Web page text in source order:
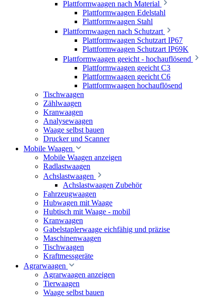
Plattformwaagen nach Material
Plattformwaagen Edelstahl
Plattformwaagen Stahl
Plattformwaagen nach Schutzart
Plattformwaagen Schutzart IP67
Plattformwaagen Schutzart IP69K
Plattformwaagen geeicht - hochauflösend
Plattformwaagen geeicht C3
Plattformwaagen geeicht C6
Plattformwaagen hochauflösend
Tischwaagen
Zählwaagen
Kranwaagen
Analysewaagen
Waage selbst bauen
Drucker und Scanner
Mobile Waagen
Mobile Waagen anzeigen
Radlastwaagen
Achslastwaagen
Achslastwaagen Zubehör
Fahrzeugwaagen
Hubwagen mit Waage
Hubtisch mit Waage - mobil
Kranwaagen
Gabelstaplerwaage eichfähig und präzise
Maschinenwaagen
Tischwaagen
Kraftmessgeräte
Agrarwaagen
Agrarwaagen anzeigen
Tierwaagen
Waage selbst bauen